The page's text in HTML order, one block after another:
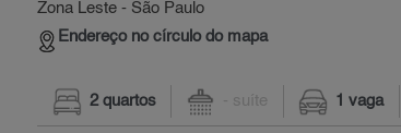
Zona Leste - São Paulo
Endereço no círculo do mapa
2 quartos - suíte 1 vaga